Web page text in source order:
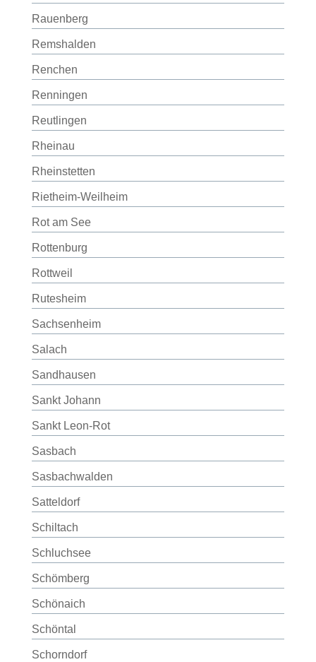
Rauenberg
Remshalden
Renchen
Renningen
Reutlingen
Rheinau
Rheinstetten
Rietheim-Weilheim
Rot am See
Rottenburg
Rottweil
Rutesheim
Sachsenheim
Salach
Sandhausen
Sankt Johann
Sankt Leon-Rot
Sasbach
Sasbachwalden
Satteldorf
Schiltach
Schluchsee
Schömberg
Schönaich
Schöntal
Schorndorf